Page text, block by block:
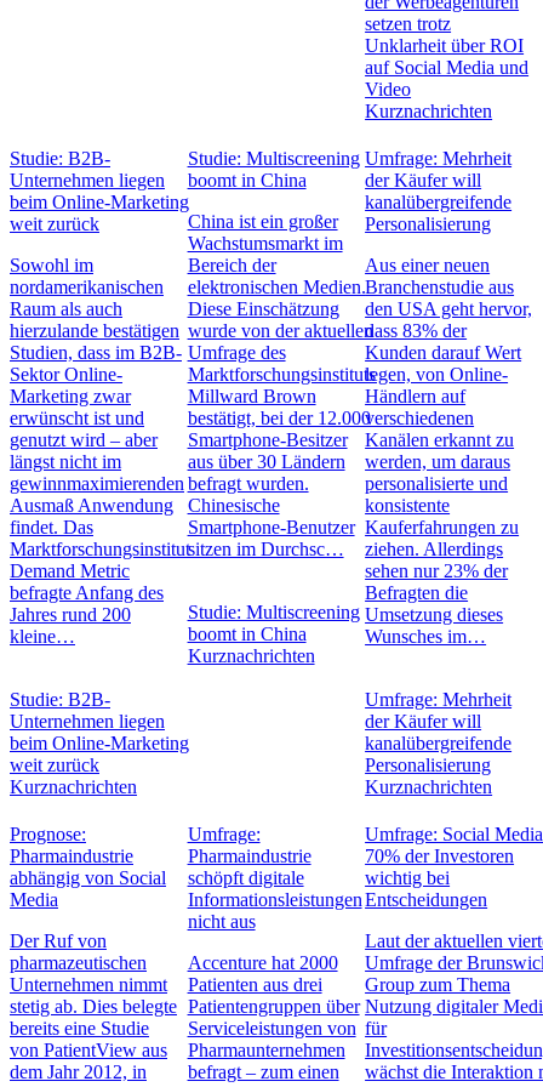
setzen trotz
Unklarheit über ROI
auf Social Media und
Video
Kurznachrichten
Studie: B2B-
Unternehmen liegen
beim Online-Marketing
weit zurück
Sowohl im
nordamerikanischen
Raum als auch
hierzulande bestätigen
Studien, dass im B2B-
Sektor Online-
Marketing zwar
erwünscht ist und
genutzt wird – aber
längst nicht im
gewinnmaximierenden
Ausmaß Anwendung
findet. Das
Marktforschungsinstitut
Demand Metric
befragte Anfang des
Jahres rund 200
kleine…
Studie: B2B-
Unternehmen liegen
beim Online-Marketing
weit zurück
Kurznachrichten
Studie: Multiscreening
boomt in China
China ist ein großer
Wachstumsmarkt im
Bereich der
elektronischen Medien.
Diese Einschätzung
wurde von der aktuellen
Umfrage des
Marktforschungsinstituts
Millward Brown
bestätigt, bei der 12.000
Smartphone-Besitzer
aus über 30 Ländern
befragt wurden.
Chinesische
Smartphone-Benutzer
sitzen im Durchsc…
Studie: Multiscreening
boomt in China
Kurznachrichten
Umfrage: Mehrheit
der Käufer will
kanalübergreifende
Personalisierung
Aus einer neuen
Branchenstudie aus
den USA geht hervor,
dass 83% der
Kunden darauf Wert
legen, von Online-
Händlern auf
verschiedenen
Kanälen erkannt zu
werden, um daraus
personalisierte und
konsistente
Kauferfahrungen zu
ziehen. Allerdings
sehen nur 23% der
Befragten die
Umsetzung dieses
Wunsches im…
Umfrage: Mehrheit
der Käufer will
kanalübergreifende
Personalisierung
Kurznachrichten
Prognose:
Pharmaindustrie
abhängig von Social
Media
Der Ruf von
pharmazeutischen
Unternehmen nimmt
stetig ab. Dies belegte
bereits eine Studie
von PatientView aus
dem Jahr 2012, in
Umfrage:
Pharmaindustrie
schöpft digitale
Informationsleistungen
nicht aus
Accenture hat 2000
Patienten aus drei
Patientengruppen über
Serviceleistungen von
Pharmaunternehmen
befragt – zum einen
Umfrage: Social
70% der Investoren
wichtig bei
Entscheidungen
Laut der aktuellen
Umfrage der
Group zum Thema
Nutzung digitaler
für
wächst die Interaktion